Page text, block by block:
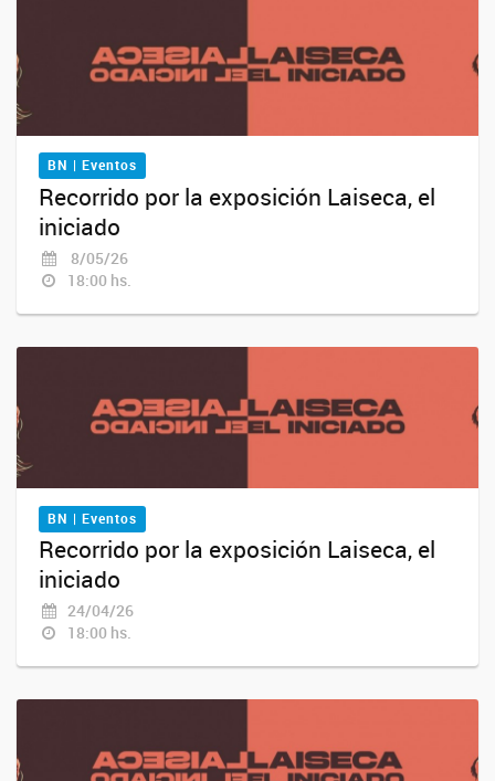
BN | Eventos
Recorrido por la exposición Laiseca, el
iniciado
8/05/26
18:00 hs.
BN | Eventos
Recorrido por la exposición Laiseca, el
iniciado
24/04/26
18:00 hs.